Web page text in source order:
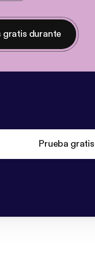
gratis durante
Prueba gratis